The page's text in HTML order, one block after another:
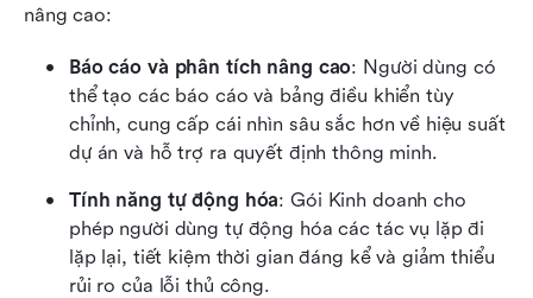
nâng cao:
Báo cáo và phân tích nâng cao: Người dùng có
thể tạo các báo cáo và bảng điều khiển tùy
chỉnh, cung cấp cái nhìn sâu sắc hơn về hiệu suất
dự án và hỗ trợ ra quyết định thông minh.
Tính năng tự động hóa: Gói Kinh doanh cho
phép người dùng tự động hóa các tác vụ lặp đi
lặp lại, tiết kiệm thời gian đáng kể và giảm thiểu
rủi ro của lỗi thủ công.